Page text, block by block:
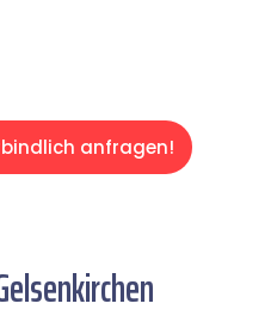
anfragen!